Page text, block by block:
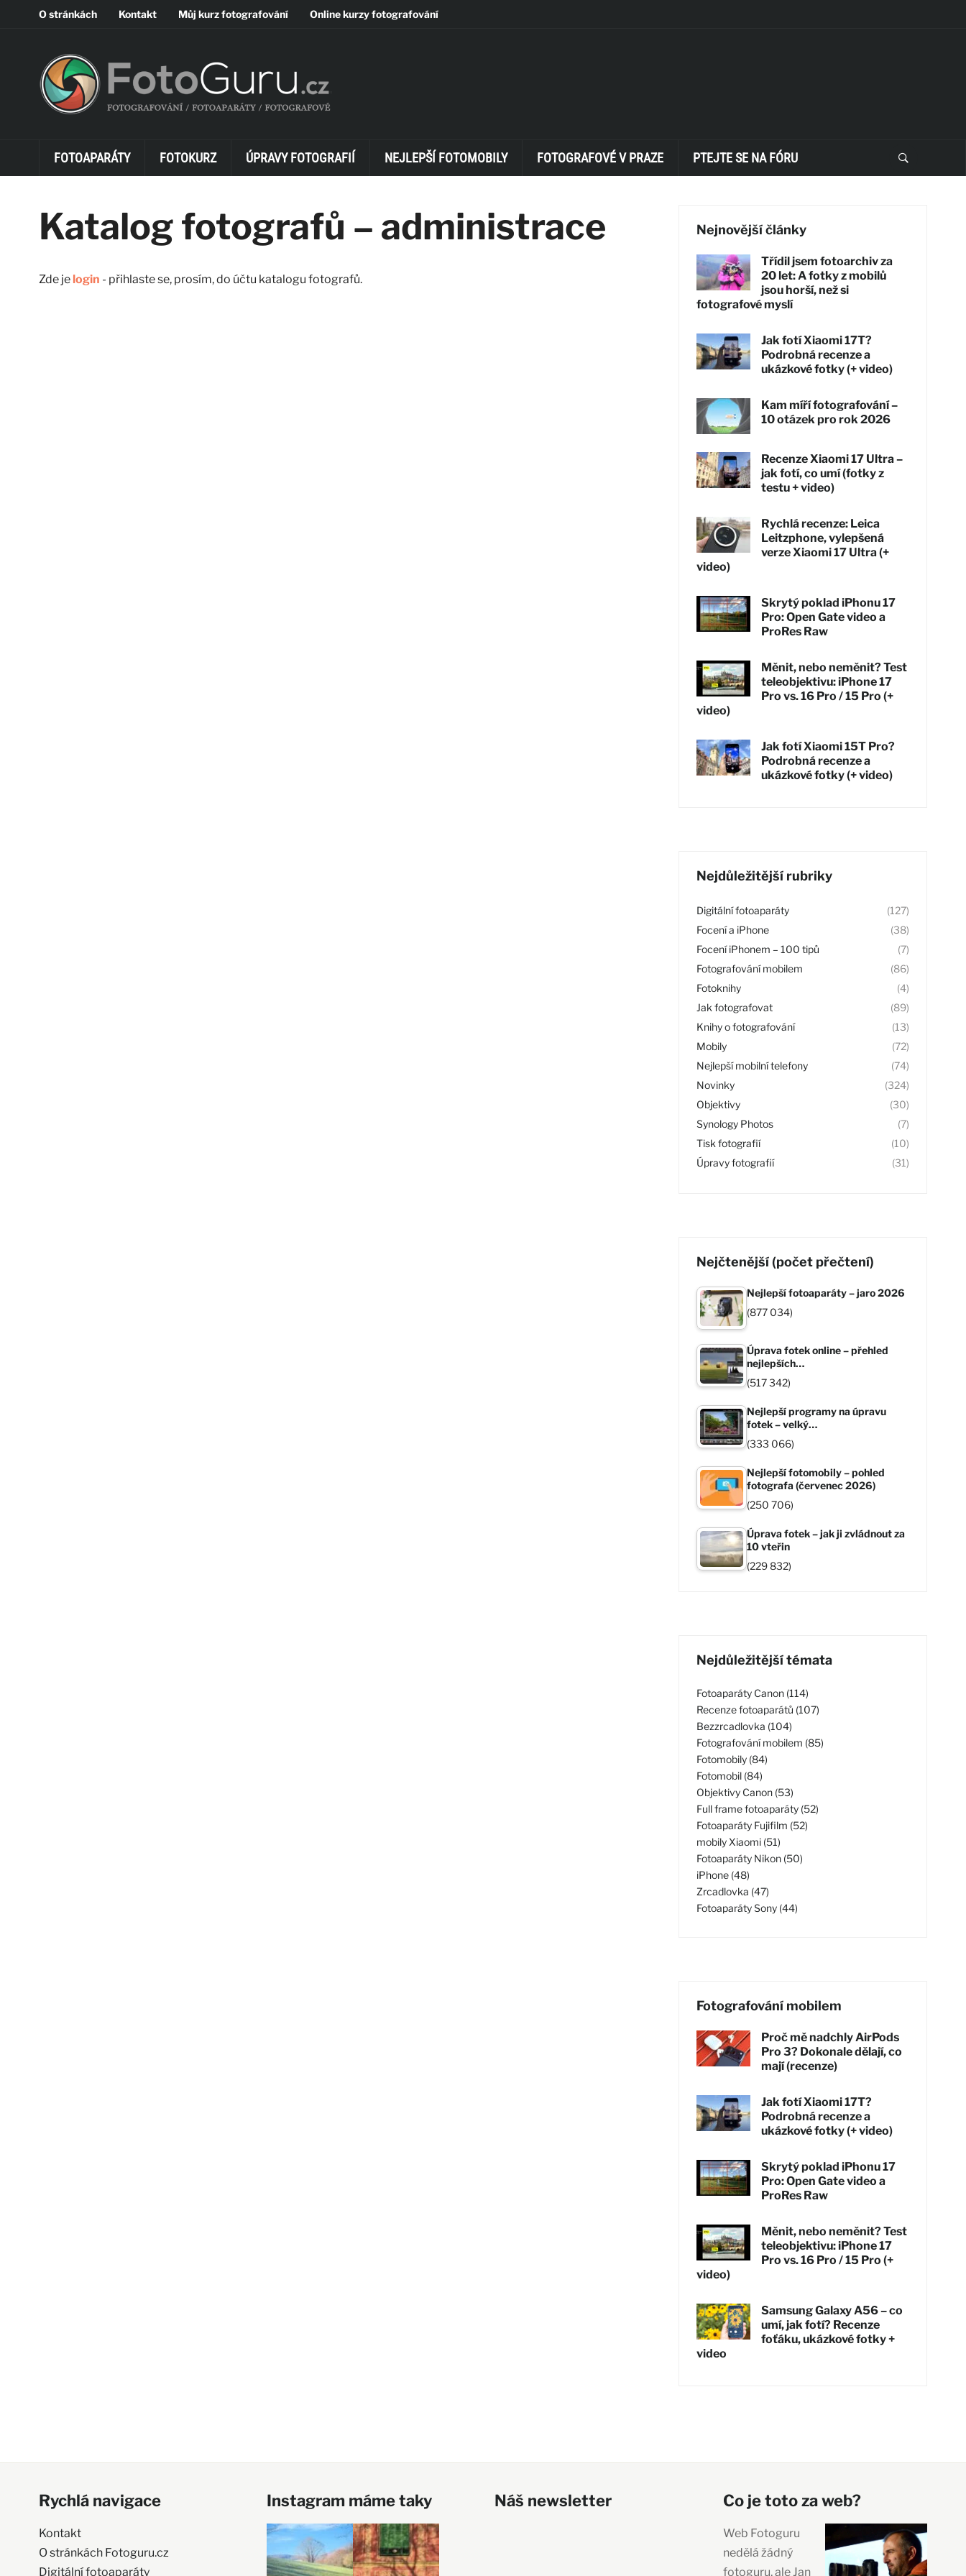
O stránkách Kontakt Můj kurz fotografování Online kurzy fotografování
FOTOAPARÁTY FOTOKURZ ÚPRAVY FOTOGRAFIÍ NEJLEPŠÍ FOTOMOBILY FOTOGRAFOVÉ V PRAZE PTEJTE SE NA FÓRU
Katalog fotografů – administrace
Zde je login - přihlaste se, prosím, do účtu katalogu fotografů.
Nejnovější články
Třídil jsem fotoarchiv za
20 let: A fotky z mobilů
jsou horší, než si
fotografové myslí
Jak fotí Xiaomi 17T?
Podrobná recenze a
ukázkové fotky (+ video)
Kam míří fotografování –
10 otázek pro rok 2026
Recenze Xiaomi 17 Ultra –
jak fotí, co umí (fotky z
testu + video)
Rychlá recenze: Leica
Leitzphone, vylepšená
verze Xiaomi 17 Ultra (+
video)
Skrytý poklad iPhonu 17
Pro: Open Gate video a
ProRes Raw
Měnit, nebo neměnit? Test
teleobjektivu: iPhone 17
Pro vs. 16 Pro / 15 Pro (+
video)
Jak fotí Xiaomi 15T Pro?
Podrobná recenze a
ukázkové fotky (+ video)
Nejdůležitější rubriky
Digitální fotoaparáty
(127)
Focení a iPhone
(38)
Focení iPhonem – 100 tipů
(7)
Fotografování mobilem
(86)
Fotoknihy
(4)
Jak fotografovat
(89)
Knihy o fotografování
(13)
Mobily
(72)
Nejlepší mobilní telefony
(74)
Novinky
(324)
Objektivy
(30)
Synology Photos
(7)
Tisk fotografií
(10)
Úpravy fotografií
(31)
Nejčtenější (počet přečtení)
Nejlepší fotoaparáty – jaro 2026
(877 034)
Úprava fotek online – přehled
nejlepších…
(517 342)
Nejlepší programy na úpravu
fotek – velký…
(333 066)
Nejlepší fotomobily – pohled
fotografa (červenec 2026)
(250 706)
Úprava fotek – jak ji zvládnout za
10 vteřin
(229 832)
Nejdůležitější témata
Fotoaparáty Canon (114)
Recenze fotoaparátů (107)
Bezzrcadlovka (104)
Fotografování mobilem (85)
Fotomobily (84)
Fotomobil (84)
Objektivy Canon (53)
Full frame fotoaparáty (52)
Fotoaparáty Fujifilm (52)
mobily Xiaomi (51)
Fotoaparáty Nikon (50)
iPhone (48)
Zrcadlovka (47)
Fotoaparáty Sony (44)
Fotografování mobilem
Proč mě nadchly AirPods
Pro 3? Dokonale dělají, co
mají (recenze)
Jak fotí Xiaomi 17T?
Podrobná recenze a
ukázkové fotky (+ video)
Skrytý poklad iPhonu 17
Pro: Open Gate video a
ProRes Raw
Měnit, nebo neměnit? Test
teleobjektivu: iPhone 17
Pro vs. 16 Pro / 15 Pro (+
video)
Samsung Galaxy A56 – co
umí, jak fotí? Recenze
foťáku, ukázkové fotky +
video
Rychlá navigace
Kontakt
O stránkách Fotoguru.cz
Digitální fotoaparáty
Instagram máme taky Náš newsletter Co je toto za web?
Web Fotoguru
nedělá žádný
fotoguru, ale Jan